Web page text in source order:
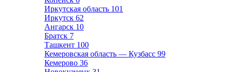
Иркутская область 101
Иркутск 62
Ангарск 10
Братск 7
Ташкент 100
Кемеровская область — Кузбасс 99
Кемерово 36